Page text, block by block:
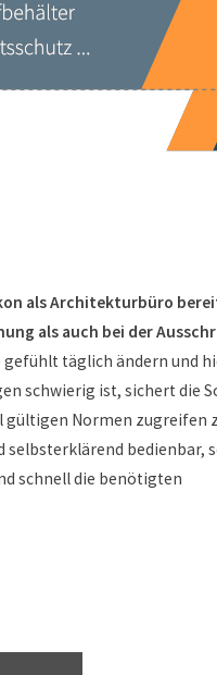
als Architekturbüro
als auch bei der
täglich ändern und
schwierig ist, sichert die
gültigen Normen zugreifen
selbsterklärend bedienbar,
schnell die benötigten